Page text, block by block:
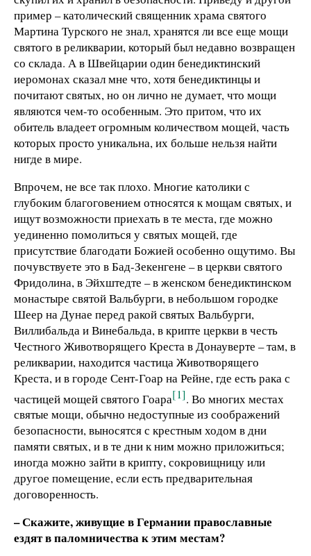
пример – католический священник храма святого
Мартина Турского не знал, хранятся ли все еще мощи
святого в реликварии, который был недавно возвращен
со склада. А в Швейцарии один бенедиктинский
иеромонах сказал мне что, хотя бенедиктинцы и
почитают святых, но он лично не думает, что мощи
являются чем-то особенным. Это притом, что их
обитель владеет огромным количеством мощей, часть
которых просто уникальна, их больше нельзя найти
нигде в мире.
Впрочем, не все так плохо. Многие католики с
глубоким благоговением относятся к мощам святых, и
ищут возможности приехать в те места, где можно
уединенно помолиться у святых мощей, где
присутствие благодати Божией особенно ощутимо. Вы
почувствуете это в Бад-Зекенгене – в церкви святого
Фридолина, в Эйхштедте – в женском бенедиктинском
монастыре святой Вальбурги, в небольшом городке
Шеер на Дунае перед ракой святых Вальбурги,
Виллибальда и Винебальда, в крипте церкви в честь
Честного Животворящего Креста в Донауверте – там, в
реликварии, находится частица Животворящего
Креста, и в городе Сент-Гоар на Рейне, где есть рака с
частицей мощей святого Гоара[1]. Во многих местах
святые мощи, обычно недоступные из соображений
безопасности, выносятся с крестным ходом в дни
памяти святых, и в те дни к ним можно приложиться;
иногда можно зайти в крипту, сокровищницу или
другое помещение, если есть предварительная
договоренность.
– Скажите, живущие в Германии православные
ездят в паломничества к этим местам?